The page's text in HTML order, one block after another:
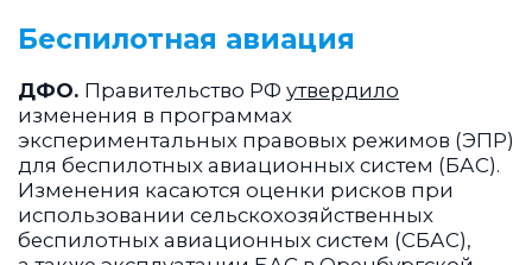
Беспилотная авиация
ДФО. Правительство РФ утвердило
изменения в программах
экспериментальных правовых режимов (ЭПР)
для беспилотных авиационных систем (БАС).
Изменения касаются оценки рисков при
использовании сельскохозяйственных
беспилотных авиационных систем (СБАС),